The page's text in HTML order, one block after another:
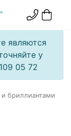
являются
у
05 72
бриллиантами